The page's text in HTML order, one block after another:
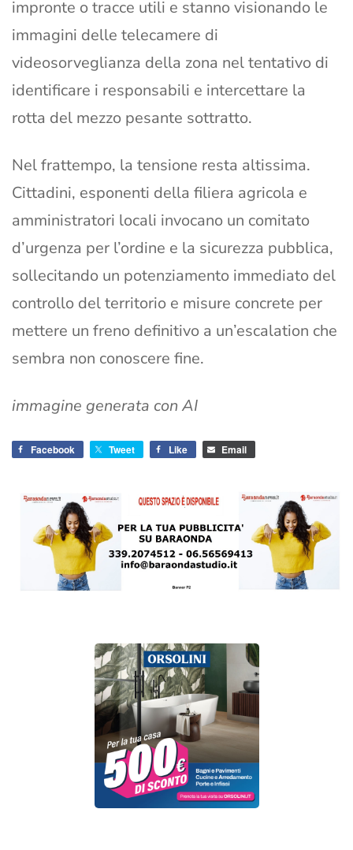
impronte o tracce utili e stanno visionando le
immagini delle telecamere di
videosorveglianza della zona nel tentativo di
identificare i responsabili e intercettare la
rotta del mezzo pesante sottratto.
Nel frattempo, la tensione resta altissima.
Cittadini, esponenti della filiera agricola e
amministratori locali invocano un comitato
d’urgenza per l’ordine e la sicurezza pubblica,
sollecitando un potenziamento immediato del
controllo del territorio e misure concrete per
mettere un freno definitivo a un’escalation che
sembra non conoscere fine.
immagine generata con AI
Facebook Tweet Like Email